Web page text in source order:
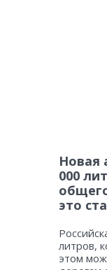
Новая
000
это
литров,
этом